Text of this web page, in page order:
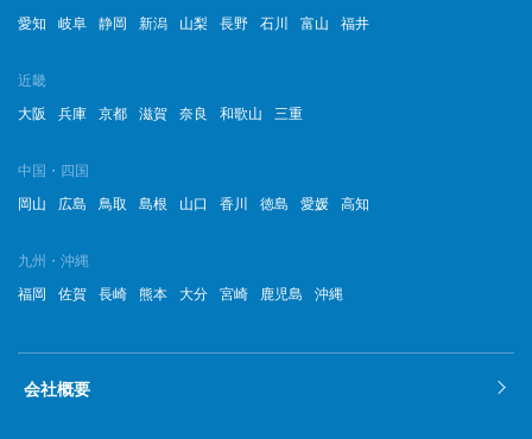
2022年8月
2022年6月
2022年5月
2022年4月
2022年3月
愛知
岐阜 静岡 新潟 山梨 長野 石川 富山 福井
近畿
大阪
兵庫 京都 滋賀 奈良 和歌山 三重
中国・四国
岡山
広島 鳥取 島根 山口 香川 徳島 愛媛 高知
九州・沖縄
福岡
佐賀 長崎 熊本 大分 宮崎 鹿児島 沖縄
会社概要